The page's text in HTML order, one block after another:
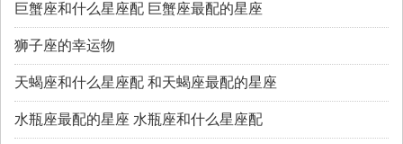
巨蟹座和什么星座配 巨蟹座最配的星座
狮子座的幸运物
天蝎座和什么星座配 和天蝎座最配的星座
水瓶座最配的星座 水瓶座和什么星座配